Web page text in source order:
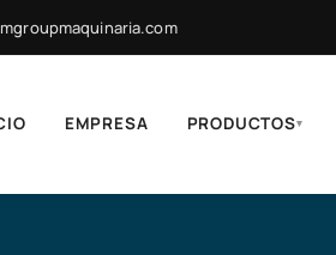
EMPRESA PRODUCTOS▾